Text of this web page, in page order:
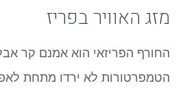
מזג האוויר בפריז
החורף הפריזאי הוא אמנם קר
הטמפרטורות לא ירדו מתחת